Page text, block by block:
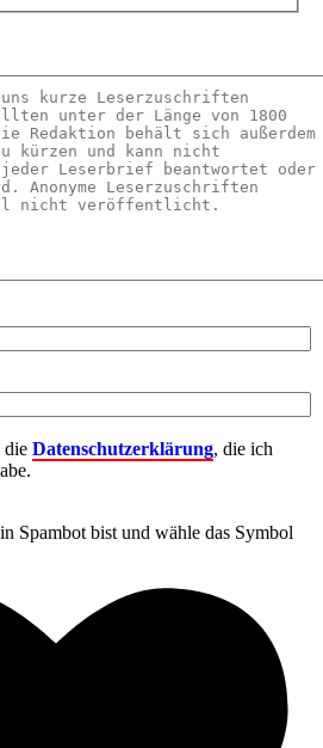
die Datenschutzerklärung, die ich
Spambot bist und wähle das Symbol